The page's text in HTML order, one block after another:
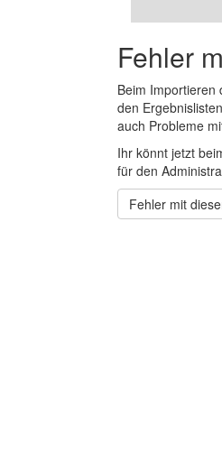
Fehler
Beim Importieren
den
auch Probleme
Ihr könnt jetzt
für den
Fehler mit